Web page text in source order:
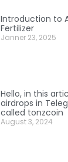
Introduction to
Fertilizer
Jänner 23, 2025
Hello, in this
airdrops in
called tonzcoin
August 3, 2024